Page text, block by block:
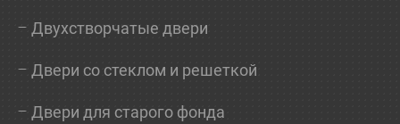
Двухстворчатые двери
Двери со стеклом и решеткой
Двери для старого фонда